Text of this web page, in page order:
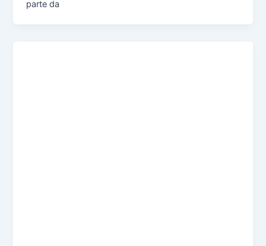
parte da